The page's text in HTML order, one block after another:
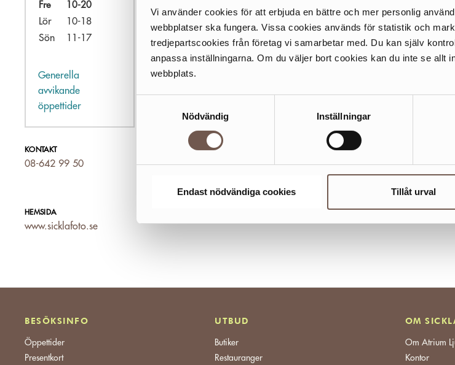
Vi använder cookies för att erbjuda en bättre och mer personlig
webbplatser ska fungera. Vissa cookies används för statistik och
tredjepartscookies från företag vi samarbetar med. Du kan själv
anpassa inställningarna. Om du väljer bort cookies kan du inte se allt
webbplats.
Nödvändig
Inställningar
Endast nödvändiga cookies Tillåt urval
Fre 10-20
Lör
10-18
Sön
11-17
Generella
avvikande
öppettider
KONTAKT
08-642 99 50
HEMSIDA
www.sicklafoto.se
BESÖKSINFO
Öppettider
Presentkort
UTBUD
Butiker
Restauranger
OM
Om Atrium
Kontor